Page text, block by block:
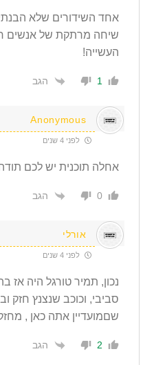
אחד השידורים שלא
שיחה מרתקת של אנשים
העשייה!
1 הגב
Anonymous
לפני 4 שנים
אחלה תוכנית יש לכם
0 הגב
אורלי
לפני 4 שנים
נכון, תמיר טורגל היה
סביבי, וכוכב שנצנץ חזק
שםמועדיין אתה כאן ,
2 הגב